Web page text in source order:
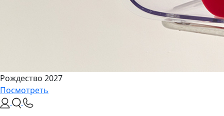
Рождество 2027
Посмотреть